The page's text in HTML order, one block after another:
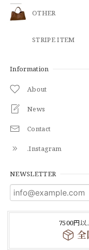
OTHER
STRIPE ITEM
Information
About
News
Contact
.Instagram
NEWSLETTER
7500円以
全